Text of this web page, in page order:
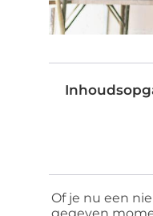
Of je nu een